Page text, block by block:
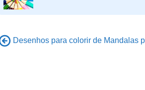
Desenhos para colorir de Mandalas